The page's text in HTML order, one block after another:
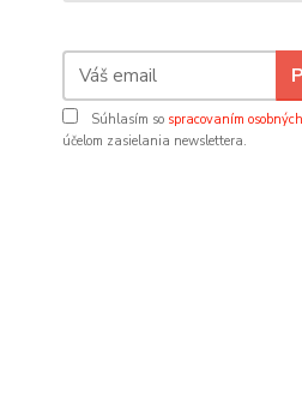
Súhlasím so spracovaním
účelom zasielania newslettera.